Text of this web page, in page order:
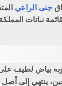
جنى الراعي
نباتات
بياض لطيف
ينتهي إلى